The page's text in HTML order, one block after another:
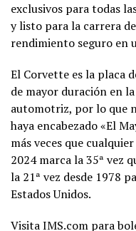
exclusivos para todas
y listo para la carrera
rendimiento seguro en
El Corvette es la placa
de mayor duración en
automotriz, por lo que
haya encabezado «El
más veces que
2024 marca la 35ª vez
la 21ª vez desde 1978
Estados Unidos.
Visita IMS.com para